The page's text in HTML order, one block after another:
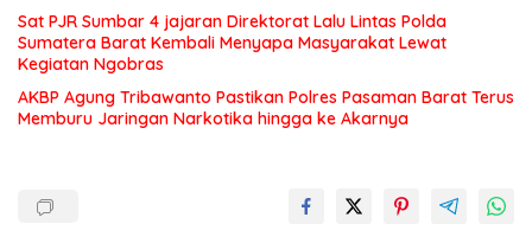
Sat PJR Sumbar 4 jajaran Direktorat Lalu Lintas Polda
Sumatera Barat Kembali Menyapa Masyarakat Lewat
Kegiatan Ngobras
AKBP Agung Tribawanto Pastikan Polres Pasaman Barat Terus
Memburu Jaringan Narkotika hingga ke Akarnya